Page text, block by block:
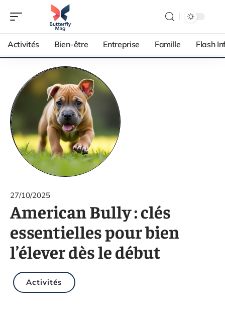
Activités Bien-être Entreprise Famille Flash
27/10/2025
American Bully : clés
essentielles pour bien
l’élever dès le début
Activités